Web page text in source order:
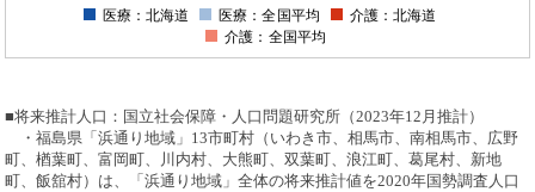
医療：北海道 医療：全国平均
介護：北海道
介護：全国平均
■将来推計人口：国立社会保障・人口問題研究所（2023年12月推計）
・福島県「浜通り地域」13市町村（いわき市、相馬市、南相馬市、広野
町、楢葉町、富岡町、川内村、大熊町、双葉町、浪江町、葛尾村、新地
町、飯舘村）は、「浜通り地域」全体の将来推計値を2020年国勢調査人口